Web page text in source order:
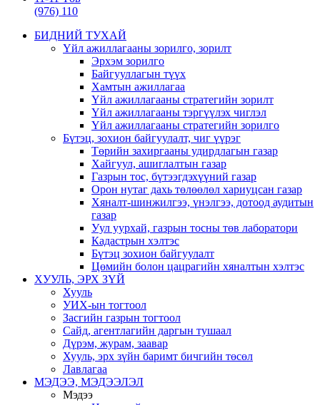
(976) 110
БИДНИЙ ТУХАЙ
Үйл ажиллагааны зорилго, зорилт
Эрхэм зорилго
Байгууллагын түүх
Хамтын ажиллагаа
Үйл ажиллагааны стратегийн зорилт
Үйл ажиллагааны тэргүүлэх чиглэл
Үйл ажиллагааны стратегийн зорилго
Бүтэц, зохион байгуулалт, чиг үүрэг
Төрийн захиргааны удирдлагын газар
Хайгуул, ашиглалтын газар
Газрын тос, бүтээгдэхүүний газар
Орон нутаг дахь төлөөлөл хариуцсан газар
Хяналт-шинжилгээ, үнэлгээ, дотоод аудитын
газар
Уул уурхай, газрын тосны төв лаборатори
Кадастрын хэлтэс
Бүтэц зохион байгуулалт
Цөмийн болон цацрагийн хяналтын хэлтэс
ХУУЛЬ, ЭРХ ЗҮЙ
Хууль
УИХ-ын тогтоол
Засгийн газрын тогтоол
Сайд, агентлагийн даргын тушаал
Дүрэм, журам, заавар
Хууль, эрх зүйн баримт бичгийн төсөл
Лавлагаа
МЭДЭЭ, МЭДЭЭЛЭЛ
Мэдээ